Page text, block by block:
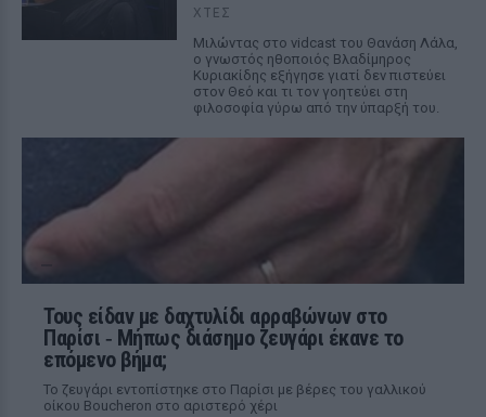
ΧΤΕΣ
Μιλώντας στο vidcast του Θανάση Λάλα,
ο γνωστός ηθοποιός Βλαδίμηρος
Κυριακίδης εξήγησε γιατί δεν πιστεύει
στον Θεό και τι τον γοητεύει στη
φιλοσοφία γύρω από την ύπαρξή του.
Τους είδαν με δαχτυλίδι αρραβώνων στο
Παρίσι ‑ Μήπως διάσημο ζευγάρι έκανε το
επόμενο βήμα;
Το ζευγάρι εντοπίστηκε στο Παρίσι με βέρες του γαλλικού
οίκου Boucheron στο αριστερό χέρι